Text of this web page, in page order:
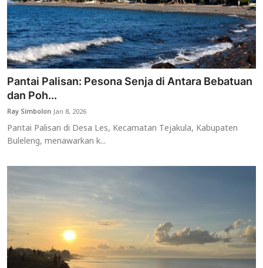
Pantai Palisan: Pesona Senja di Antara Bebatuan
dan Poh...
Ray SimbolonJan 8, 2026
Pantai Palisan di Desa Les, Kecamatan Tejakula, Kabupaten
Buleleng, menawarkan k...